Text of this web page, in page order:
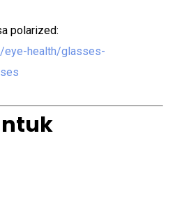
in the cart.
polarized:
eye-health/glasses-